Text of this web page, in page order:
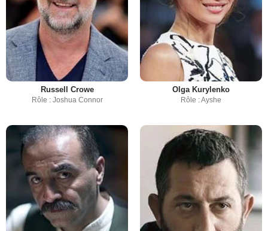
Russell Crowe
Rôle : Joshua Connor
Olga Kurylenko
Rôle : Ayshe